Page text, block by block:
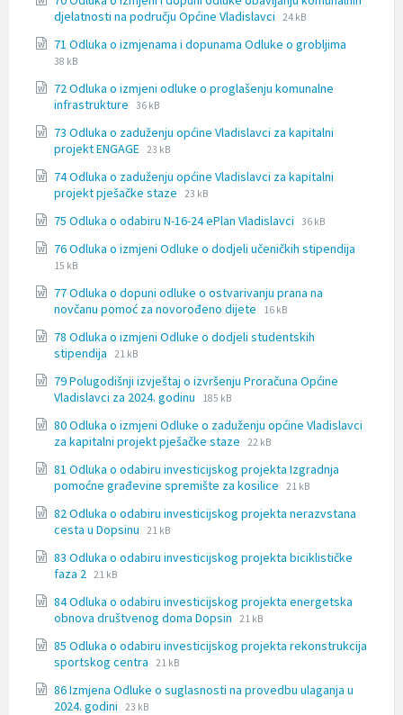
djelatnosti na području Općine Vladislavci File
docx
File
24 kB
71 Odluka o izmjenama i dopunama Odluke o grobljima
38 kB
72 Odluka o izmjeni odluke o proglašenju komunalne
infrastrukture File
docx
File
36 kB
73 Odluka o zaduženju općine Vladislavci za kapitalni
projekt ENGAGE File
docx
File
23 kB
74 Odluka o zaduženju općine Vladislavci za kapitalni
projekt pješačke staze File
docx
File
23 kB
75 Odluka o odabiru N-16-24 ePlan Vladislavci File
docx
File
36 kB
76 Odluka o izmjeni Odluke o dodjeli učeničkih stipendija
15 kB
77 Odluka o dopuni odluke o ostvarivanju prana na
novčanu pomoć za novorođeno dijete
File
docx
File
16 kB
78 Odluka o izmjeni Odluke o dodjeli studentskih
stipendija File
docx
File
21 kB
79 Polugodišnji izvještaj o izvršenju Proračuna Općine
Vladislavci za 2024. godinu
File
docx
File
185 kB
80 Odluka o izmjeni Odluke o zaduženju općine Vladislavci
za kapitalni projekt pješačke staze File
docx
File
22 kB
81 Odluka o odabiru investicijskog projekta Izgradnja
pomoćne građevine spremište za kosilice File
docx
File
21 kB
82 Odluka o odabiru investicijskog projekta nerazvstana
cesta u Dopsinu File
docx
File
21 kB
83 Odluka o odabiru investicijskog projekta biciklističke
faza 2 File
docx
File
21 kB
84 Odluka o odabiru investicijskog projekta energetska
obnova društvenog doma Dopsin File
docx
File
21 kB
85 Odluka o odabiru investicijskog projekta rekonstrukcija
sportskog centra File
docx
File
21 kB
86 Izmjena Odluke o suglasnosti na provedbu ulaganja u
2024. godini File
File
23 kB